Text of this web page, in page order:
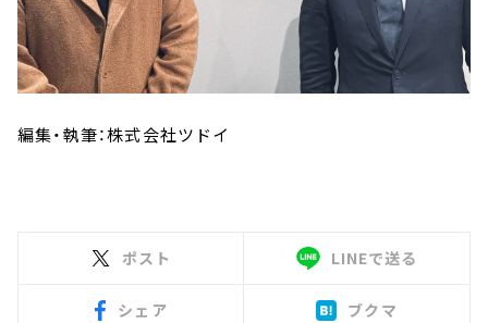
編集・執筆：株式会社ツドイ
ポスト LINEで送る
シェア ブクマ